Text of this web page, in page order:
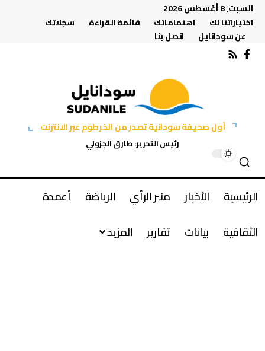
السبت, 8 أغسطس 2026
اختياراتنا لك
اهتماماتك قائمة القراءة
سجلاتك
عن سودانايل
اتصل بنا
أول صحيفة سودانية تصدر من الخرطوم عبر الانترنت
رئيس التحرير: طارق الجزولي
الرئيسية الأخبار منبر الرأي الرياضة
أعمدة
الثقافية
بيانات تقارير المزيد